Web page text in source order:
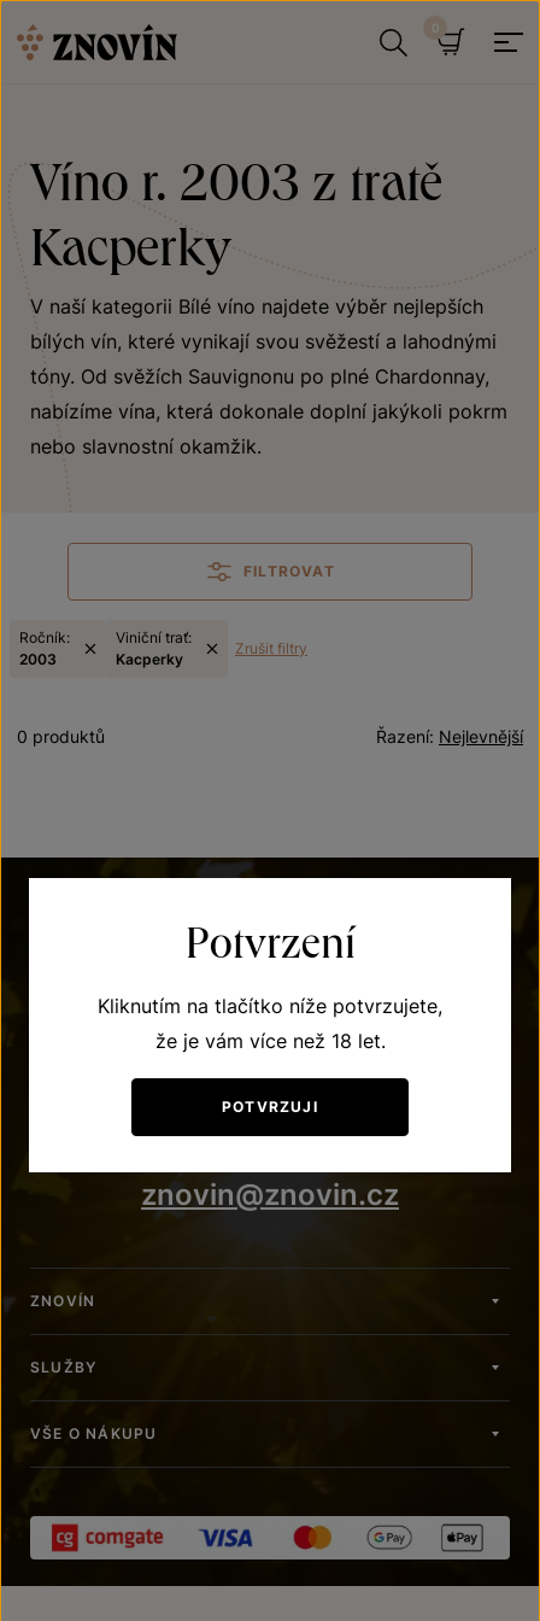
Víno r. 2003 z tratě
Kacperky
V naší kategorii Bílé víno najdete výběr nejlepších
bílých vín, které vynikají svou svěžestí a lahodnými
tóny. Od svěžích Sauvignonu po plné Chardonnay,
nabízíme vína, která dokonale doplní jakýkoli pokrm
nebo slavnostní okamžik.
FILTROVAT
Ročník:
2003
Viniční trať:
Kacperky
Zrušit filtry
Nejlevnější
Řazení:
0 produktů
POTŘEBUJETE PORADIT?
+420 515 266 620
znovin@znovin.cz
ZNOVÍN
SLUŽBY
VŠE O NÁKUPU
Potvrzení
Kliknutím na tlačítko níže potvrzujete,
že je vám více než 18 let.
POTVRZUJI